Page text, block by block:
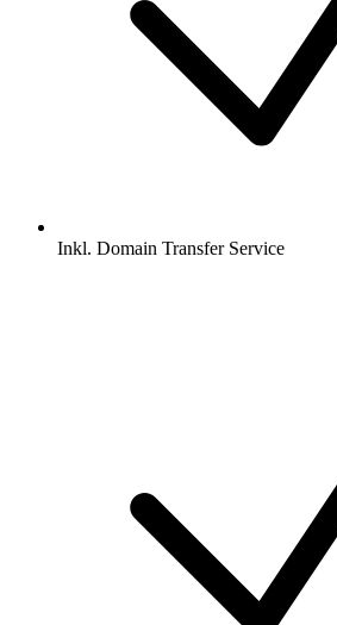
Inkl. Domain Transfer Service